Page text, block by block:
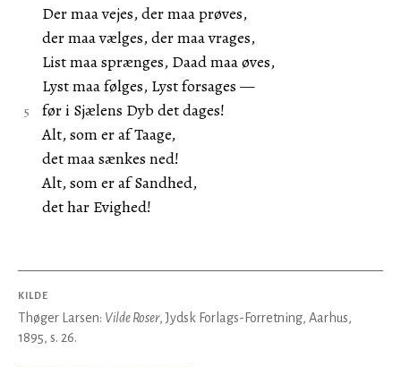
Der maa vejes, der maa prøves,
der maa vælges, der maa vrages,
List maa sprænges, Daad maa øves,
Lyst maa følges, Lyst forsages —
før i Sjælens Dyb det dages!
Alt, som er af Taage,
det maa sænkes ned!
Alt, som er af Sandhed,
det har Evighed!
KILDE
Thøger Larsen: Vilde Roser, Jydsk Forlags-Forretning, Aarhus,
1895, s. 26.